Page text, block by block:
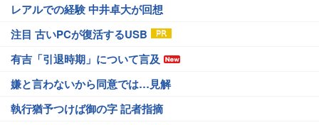
レアルでの経験 中井卓大が回想
注目 古いPCが復活するUSB
有吉「引退時期」について言及
嫌と言わないから同意では…見解
執行猶予つけば御の字 記者指摘